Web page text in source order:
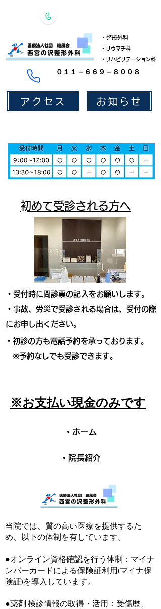
アクセス お知らせ
​０１１－６６９－８００８
​・整形外科
​・リハビリテーション科
​・リウマチ科
​初めて受診される方へ
​・受付時に問診票の記入をお願いします。
​・事故、労災で受診される場合は、受付の際
にお申し出ください。
・初診の方も電話予約を承っております。
※予約なしでも受診できます。
​※お支払い現金のみです
・ホーム
・院長紹介
当院では、質の高い医療を提供するた
め、以下の体制を有しています。
●オンライン資格確認を行う体制：マイナ
ンバーカードによる保険証利用(マイナ保
険証)を導入しています。
●薬剤.検診情報の取得・活用：受傷歴、